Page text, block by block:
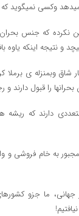
وکسی نمیگوید
نکرده که جنس
و نتیجه اینکه یاوه
شاق وبمنزله ی
را قبول
به خام فروشی و
جهانی، ما جزو